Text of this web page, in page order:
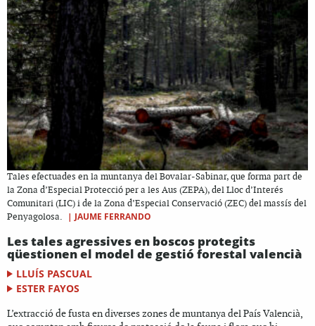
Tales efectuades en la muntanya del Bovalar-Sabinar, que forma part de
la Zona d’Especial Protecció per a les Aus (ZEPA), del Lloc d’Interés
Comunitari (LIC) i de la Zona d’Especial Conservació (ZEC) del massís del
Penyagolosa.
| JAUME FERRANDO
Les tales agressives en boscos protegits
qüestionen el model de gestió forestal valencià
LLUÍS PASCUAL
ESTER FAYOS
L’extracció de fusta en diverses zones de muntanya del País Valencià,